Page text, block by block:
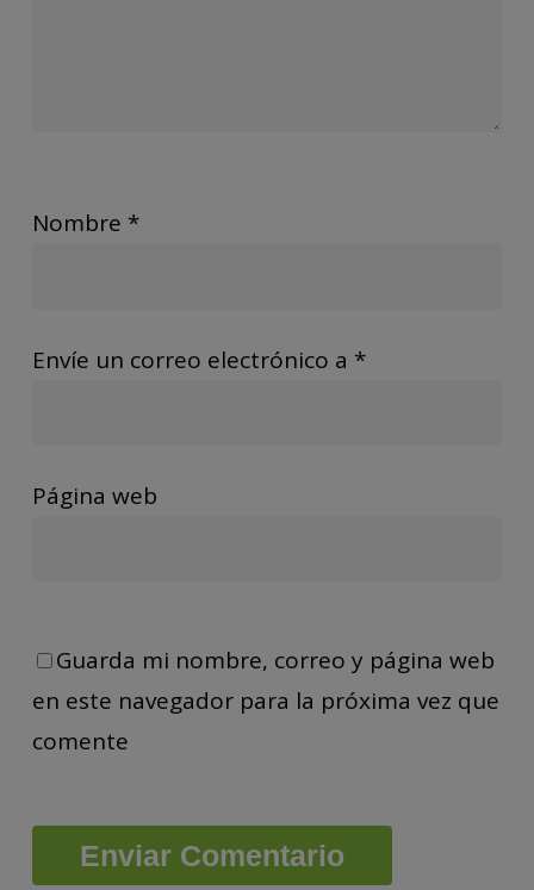
Nombre *
Envíe un correo electrónico a *
Página web
Guarda mi nombre, correo y página web
en este navegador para la próxima vez que
comente